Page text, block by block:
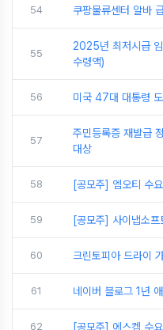
54 쿠팡물류센터 알바
55
2025년 최저시급
수령액)
56 미국 47대 대통령
57
주민등록증 재발급
대상
58 [공모주] 엠오티 수
59 [공모주] 사이냅소
60 크린토피아 드라이
61 네이버 블로그 1년
62 [공모주] 에스켐 수